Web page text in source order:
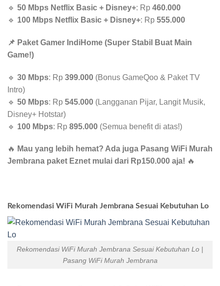
🔹 50 Mbps Netflix Basic + Disney+: Rp 460.000
🔹 100 Mbps Netflix Basic + Disney+: Rp 555.000
📌 Paket Gamer IndiHome (Super Stabil Buat Main
Game!)
🔹 30 Mbps: Rp 399.000 (Bonus GameQoo & Paket TV
Intro)
🔹 50 Mbps: Rp 545.000 (Langganan Pijar, Langit Musik,
Disney+ Hotstar)
🔹 100 Mbps: Rp 895.000 (Semua benefit di atas!)
🔥 Mau yang lebih hemat? Ada juga Pasang WiFi Murah
Jembrana paket Eznet mulai dari Rp150.000 aja! 🔥
Rekomendasi WiFi Murah Jembrana Sesuai Kebutuhan Lo
Rekomendasi WiFi Murah Jembrana Sesuai Kebutuhan Lo |
Pasang WiFi Murah Jembrana